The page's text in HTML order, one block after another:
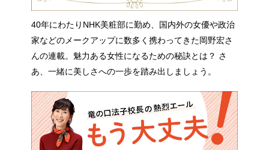
40年にわたりNHK美粧部に勤め、国内外の女優や政治
家などのメークアップに数多く携わってきた岡野宏さ
んの連載。魅力ある女性になるための秘訣とは？ さ
あ、一緒に美しさへの一歩を踏み出しましょう。